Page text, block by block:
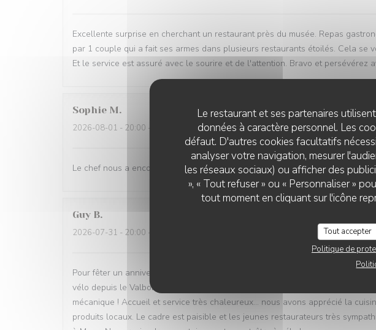
Le restaurant et ses partenaires
données à caractère personnel. Les
défaut. D'autres cookies facultatifs
analyser votre navigation, mesurer
les réseaux sociaux) ou afficher des
», « Tout refuser » ou « Personnaliser »
tout moment en cliquant sur l'icône
Tout accepter
Politique de
Excellente surprise en cherchant un restaurant près du musée. Repas
par 1 couple qui a fait ses armes dans plusieurs restaurants étoilés. Cela se
Et le service est assuré avec le sourire et de l'attention. Bravo et persévérez
Sophie M
2026-08-01 - 20:00 - Couverts 4
Le chef nous a encore surpris, cette fois avec le géranium ! Un régal !
Guy B
2026-07-31 - 20:00 - Couverts 2 Service
Pour fêter un anniversaire, nous avons choisi ce restaurant de Mens car le
vélo depuis le Valbonnais. Mais ce soir là, nous avons pris la voiture et
mécanique ! Accueil et service très chaleureux... nous avons apprécié la
produits locaux. Le cadre est paisible et les jeunes restaurateurs très
AU